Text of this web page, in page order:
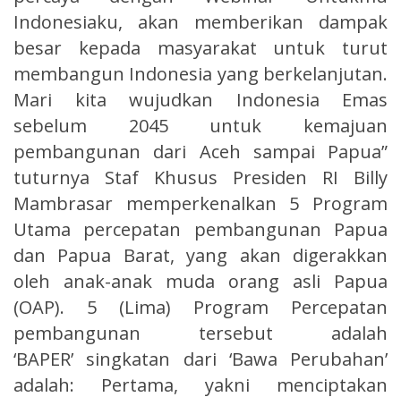
Indonesiaku, akan memberikan dampak
besar kepada masyarakat untuk turut
membangun Indonesia yang berkelanjutan.
Mari kita wujudkan Indonesia Emas
sebelum 2045 untuk kemajuan
pembangunan dari Aceh sampai Papua”
tuturnya Staf Khusus Presiden RI Billy
Mambrasar memperkenalkan 5 Program
Utama percepatan pembangunan Papua
dan Papua Barat, yang akan digerakkan
oleh anak-anak muda orang asli Papua
(OAP). 5 (Lima) Program Percepatan
pembangunan tersebut adalah
‘BAPER’ singkatan dari ‘Bawa Perubahan’
adalah: Pertama, yakni menciptakan